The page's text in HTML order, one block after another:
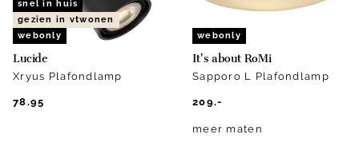
snel in huis
gezien in vtwonen
webonly
Lucide
Xryus Plafondlamp
78.95
webonly
It's about RoMi
Sapporo L Plafondlamp
209.-
meer maten